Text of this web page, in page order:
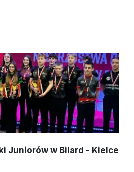
Juniorów w Bilard - Kielce